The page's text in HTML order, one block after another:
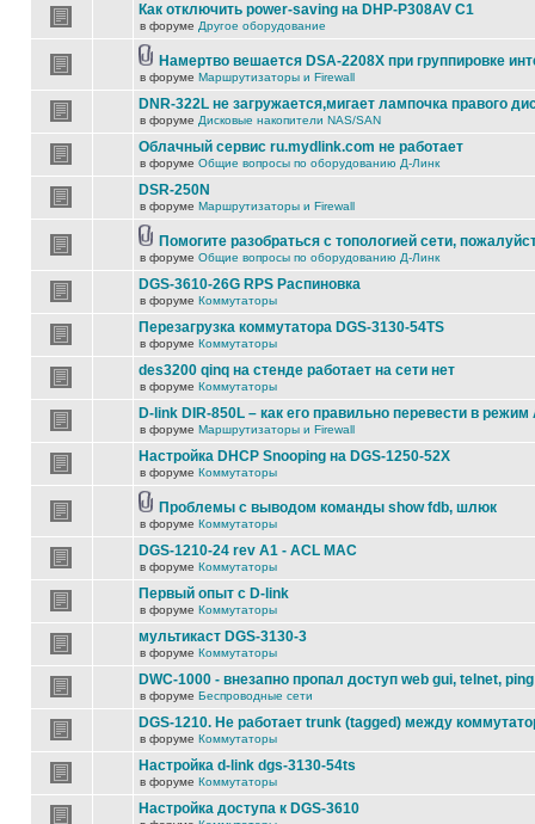
Как отключить power-saving на DHP-P308AV C1
в форуме Другое оборудование
Намертво вешается DSA-2208X при группировке
в форуме Маршрутизаторы и Firewall
DNR-322L не загружается,мигает лампочка правого
в форуме Дисковые накопители NAS/SAN
Облачный сервис ru.mydlink.com не работает
в форуме Общие вопросы по оборудованию Д-Линк
DSR-250N
в форуме Маршрутизаторы и Firewall
Помогите разобраться с топологией сети,
в форуме Общие вопросы по оборудованию Д-Линк
DGS-3610-26G RPS Распиновка
в форуме Коммутаторы
Перезагрузка коммутатора DGS-3130-54TS
в форуме Коммутаторы
des3200 qinq на стенде работает на сети нет
в форуме Коммутаторы
D-link DIR-850L – как его правильно перевести в режим
в форуме Маршрутизаторы и Firewall
Настройка DHCP Snooping на DGS-1250-52X
в форуме Коммутаторы
Проблемы с выводом команды show fdb, шлюк
в форуме Коммутаторы
DGS-1210-24 rev A1 - ACL MAC
в форуме Коммутаторы
Первый опыт с D-link
в форуме Коммутаторы
мультикаст DGS-3130-3
в форуме Коммутаторы
DWC-1000 - внезапно пропал доступ web gui, telnet, ping
в форуме Беспроводные сети
DGS-1210. Не работает trunk (tagged) между
в форуме Коммутаторы
Настройка d-link dgs-3130-54ts
в форуме Коммутаторы
Настройка доступа к DGS-3610